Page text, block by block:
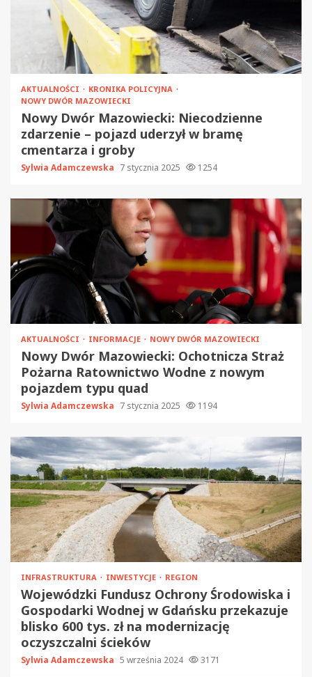
AKTUALNOŚCI
KRONIKA POLICYJNA
NOWY DWÓR MAZOWIECKI
Nowy Dwór Mazowiecki: Niecodzienne
zdarzenie – pojazd uderzył w bramę
cmentarza i groby
Sylwia Adamczewska 7 stycznia 2025 1254
AKTUALNOŚCI INFORMACJE NOWY DWÓR MAZOWIECKI
Nowy Dwór Mazowiecki: Ochotnicza Straż
Pożarna Ratownictwo Wodne z nowym
pojazdem typu quad
Sylwia Adamczewska 7 stycznia 2025 1194
INFRASTRUKTURA INWESTYCJE REGION
Wojewódzki Fundusz Ochrony Środowiska i
Gospodarki Wodnej w Gdańsku przekazuje
blisko 600 tys. zł na modernizację
oczyszczalni ścieków
Sylwia Adamczewska 5 września 2024 3171